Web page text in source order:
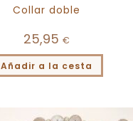
Collar doble
25,95 €
Añadir a la cesta